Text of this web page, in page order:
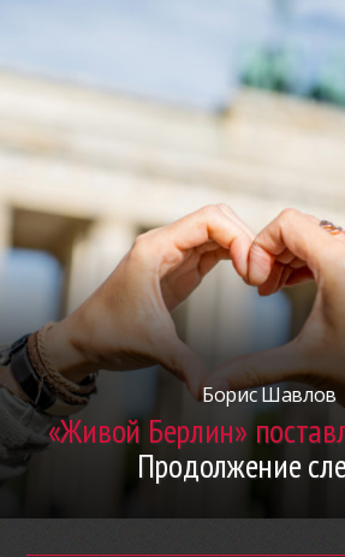
Борис Шавлов
«Живой Берлин»
Продолжение